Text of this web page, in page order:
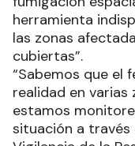
herramienta
las zonas
cubiertas”.
“Sabemos que el
realidad en
estamos
situación a través